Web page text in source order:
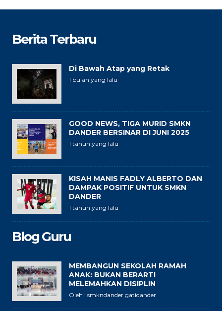
Berita Terbaru
Di Bawah Atap yang Retak
1 bulan yang lalu
GOOD NEWS, TIGA MURID SMKN
DANDER BERSINAR DI JUNI 2025
1 tahun yang lalu
KISAH MANIS FADLY ALBERTO DAN
DAMPAK POSITIF UNTUK SMKN
DANDER
1 tahun yang lalu
Blog Guru
MEMBANGUN SEKOLAH RAMAH
ANAK: BUKAN BERARTI
MELEMAHKAN DISIPLIN
Oleh : smkndander gatidander